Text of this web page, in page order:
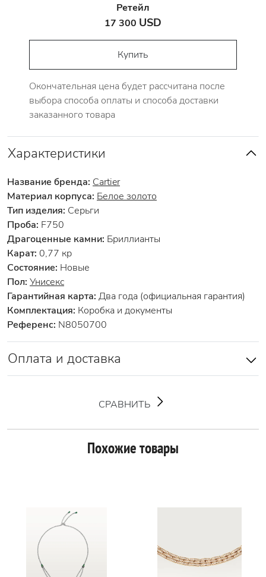
Ретейл
17 300 USD
Купить
Окончательная цена будет рассчитана после
выбора способа оплаты и способа доставки
заказанного товара
Характеристики
Название бренда: Cartier
Материал корпуса: Белое золото
Тип изделия: Серьги
Проба: F750
Драгоценные камни: Бриллианты
Карат: 0,77 кр
Состояние: Новые
Пол: Унисекс
Гарантийная карта: Два года (официальная гарантия)
Комплектация: Коробка и документы
Референс: N8050700
Оплата и доставка
СРАВНИТЬ
Похожие товары